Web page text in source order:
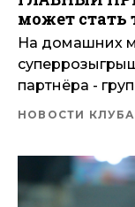
может стать
На домашних
партнёра -
НОВОСТИ КЛУБА